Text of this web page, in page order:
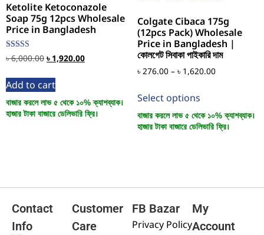
Ketolite Ketoconazole
Soap 75g 12pcs Wholesale
Price in Bangladesh
Rated
5.00
৳6,000.00 ৳ 1,920.00
Add to cart
বাজার করলে লাভ ৫ থেকে ১০% ক্যাশব্যাক।
হাজার টাকা বাজারে ডেলিভারি ফ্রি।
Colgate Cibaca 175g
(12pcs Pack) Wholesale
Price in Bangladesh |
কোলগেট সিবাকা পাইকারি দাম
৳ 276.00 – ৳ 1,620.00
Select options
বাজার করলে লাভ ৫ থেকে ১০% ক্যাশব্যাক।
হাজার টাকা বাজারে ডেলিভারি ফ্রি।
Contact
Info
Customer
Care
FB Bazar
Privacy Policy
My
Account